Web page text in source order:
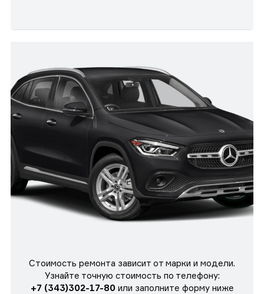
Стоимость ремонта зависит от марки и модели.
Узнайте точную стоимость по телефону:
+7 (343)302-17-80 или заполните форму ниже